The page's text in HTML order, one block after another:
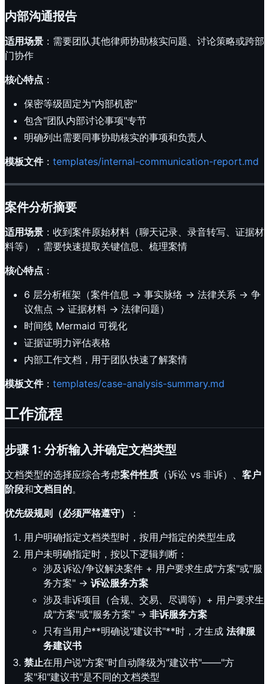
内部沟通报告
适用场景 ：需要团队其他律师协助核实问题、讨论策略或跨部
门协作
核心特点 ：
保密等级固定为"内部机密"
包含"团队内部讨论事项"专节
明确列出需要同事协助核实的事项和负责人
模板文件： templates/internal-communication-report.md
案件分析摘要
适用场景 ：收到案件原始材料（聊天记录、录音转写、证据材
料等），需要快速提取关键信息、梳理案情
核心特点 ：
6 层分析框架（案件信息 → 事实脉络 → 法律关系 → 争
议焦点 → 证据材料 → 法律问题）
时间线 Mermaid 可视化
证据证明力评估表格
内部工作文档，用于团队快速了解案情
模板文件： templates/case-analysis-summary.md
工作流程
步骤 1: 分析输入并确定文档类型
文档类型的选择应综合考虑案件性质 （诉讼 vs 非诉）、 客户
阶段和文档目的。
优先级规则（必须严格遵守）
：
用户明确指定文档类型时，按用户指定的类型生成
用户未明确指定时，按以下逻辑判断：
涉及诉讼/争议解决案件 + 用户要求生成"方案"或"服
务方案" → 诉讼服务方案
涉及非诉项目（合规、交易、尽调等）+ 用户要求生
成"方案"或"服务方案" → 非诉服务方案
只有当用户**明确说"建议书"**时，才生成 法律服
务建议书
禁止在用户说"方案"时自动降级为"建议书"——"方
案"和"建议书"是不同的文档类型